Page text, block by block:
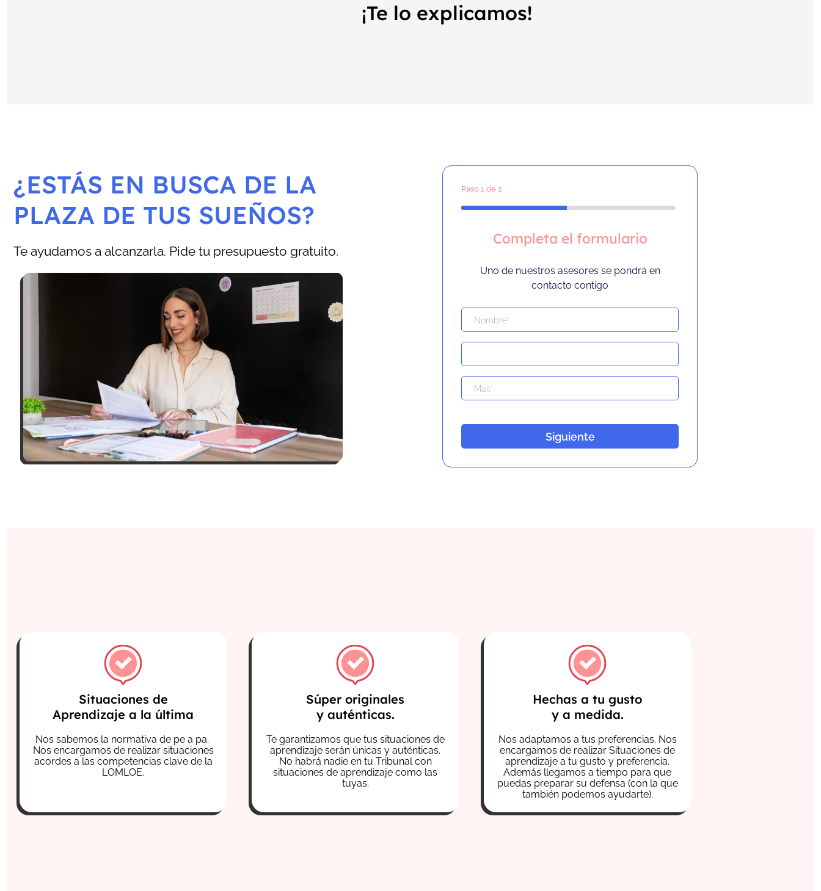
¡Te lo explicamos!
¿ESTÁS EN BUSCA DE LA
PLAZA DE TUS SUEÑOS?
Te ayudamos a alcanzarla. Pide tu presupuesto gratuito.
Paso 1 de 2
Completa el formulario
Uno de nuestros asesores se pondrá en
contacto contigo
Siguiente
Situaciones de
Aprendizaje a la última
Nos sabemos la normativa de pe a pa.
Nos encargamos de realizar situaciones
acordes a las competencias clave de la
LOMLOE.
Súper originales
y auténticas.
Te garantizamos que tus situaciones de
aprendizaje serán únicas y auténticas.
No habrá nadie en tu Tribunal con
situaciones de aprendizaje como las
tuyas.
Hechas a tu gusto
y a medida.
Nos adaptamos a tus preferencias. Nos
encargamos de realizar Situaciones de
aprendizaje a tu gusto y preferencia.
Además llegamos a tiempo para que
puedas preparar su defensa (con la que
también podemos ayudarte).